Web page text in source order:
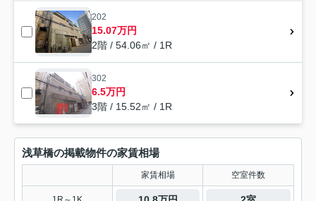
202
15.07万円
2階 / 54.06㎡ / 1R
302
6.5万円
3階 / 15.52㎡ / 1R
浅草橋の掲載物件の家賃相場
家賃相場 空室件数